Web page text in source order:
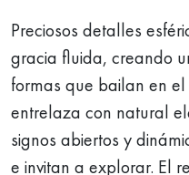
Preciosos detalles
gracia fluida, creando
formas que bailan en
entrelaza con natural
signos abiertos y
e invitan a explorar. El